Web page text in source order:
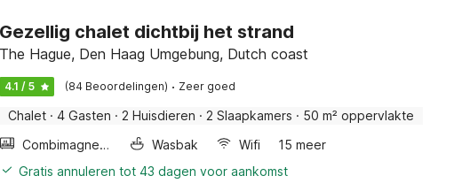
Gezellig chalet dichtbij het strand
The Hague, Den Haag Umgebung, Dutch coast
4.1 / 5 (84 Beoordelingen) · Zeer goed
Chalet · 4 Gasten · 2 Huisdieren · 2 Slaapkamers · 50 m² oppervlakte
Combimagnetron
Wasbak Wifi
15 meer
Gratis annuleren tot 43 dagen voor aankomst